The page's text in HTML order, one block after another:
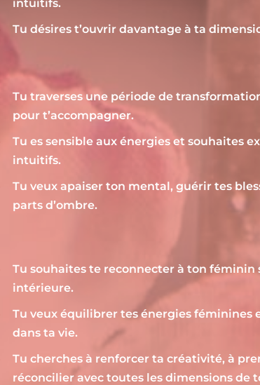
intuitifs.
Tu désires t’ouvrir davantage à ta
Tu traverses une période de
pour t’accompagner.
Tu es sensible aux énergies et souhaites
intuitifs.
Tu veux apaiser ton mental, guérir tes
parts d’ombre.
Tu souhaites te reconnecter à ton féminin
intérieure.
Tu veux équilibrer tes énergies féminines
dans ta vie.
Tu cherches à renforcer ta créativité, à
réconcilier avec toutes les dimensions de